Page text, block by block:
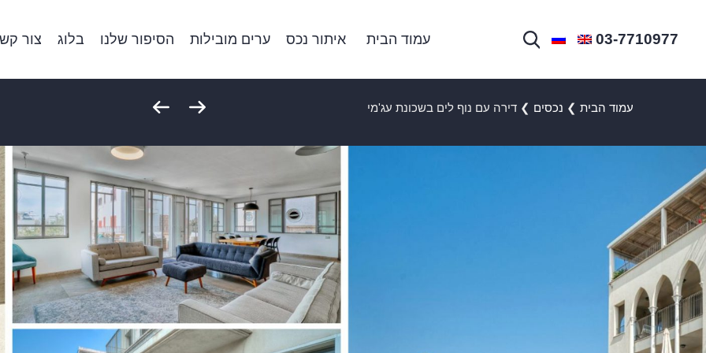
עמוד הבית איתור נכס ערים מובילות הסיפור שלנו בלוג צור 03-7710977
עמוד הבית ❯ נכסים ❯ דירה עם נוף לים בשכונת עג'מי